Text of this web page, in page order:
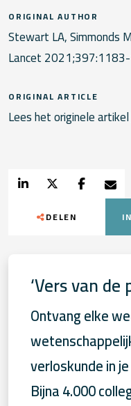
ORIGINAL AUTHOR
Stewart LA, Simmonds
Lancet
ORIGINAL ARTICLE
Lees het originele artikel
DELEN
‘Vers van de
Ontvang elke
verloskunde in
Bijna 4.000